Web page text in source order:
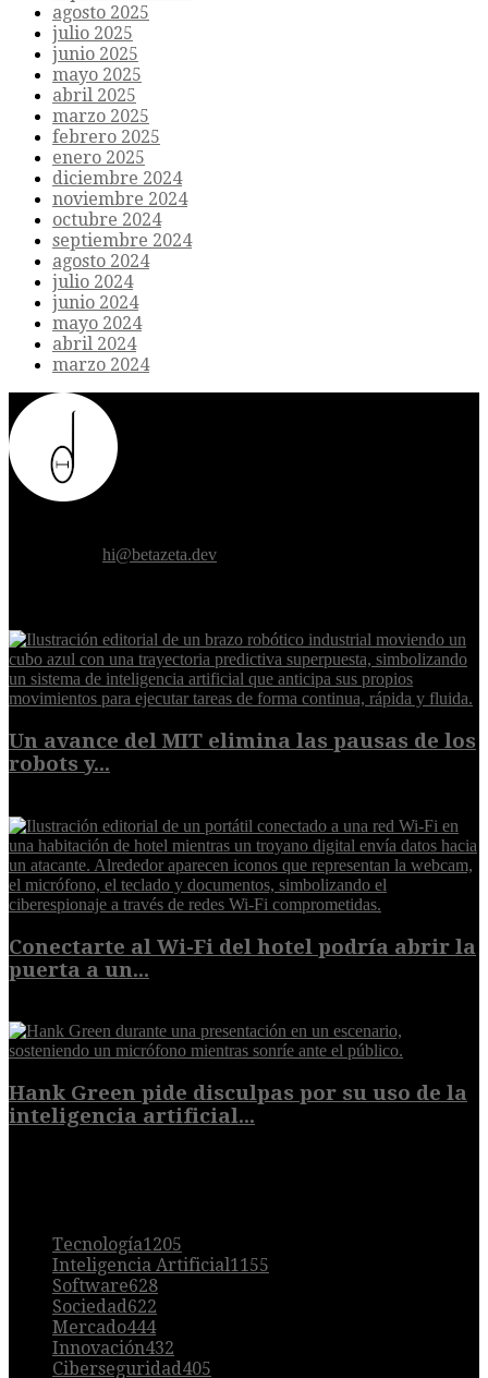
agosto 2025
julio 2025
junio 2025
mayo 2025
abril 2025
marzo 2025
febrero 2025
enero 2025
diciembre 2024
noviembre 2024
octubre 2024
septiembre 2024
agosto 2024
julio 2024
junio 2024
mayo 2024
abril 2024
marzo 2024
hi@betazeta.dev
Un avance del MIT elimina las pausas de los
robots y...
Conectarte al Wi-Fi del hotel podría abrir la
puerta a un...
Hank Green pide disculpas por su uso de la
inteligencia artificial...
Tecnología1205
Inteligencia Artificial1155
Software628
Sociedad622
Mercado444
Innovación432
Ciberseguridad405